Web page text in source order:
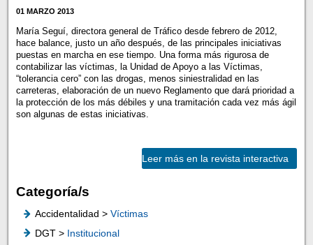
01 MARZO 2013
María Seguí, directora general de Tráfico desde febrero de 2012,
hace balance, justo un año después, de las principales iniciativas
puestas en marcha en ese tiempo. Una forma más rigurosa de
contabilizar las víctimas, la Unidad de Apoyo a las Víctimas,
“tolerancia cero” con las drogas, menos siniestralidad en las
carreteras, elaboración de un nuevo Reglamento que dará prioridad a
la protección de los más débiles y una tramitación cada vez más ágil
son algunas de estas iniciativas.
Leer más en la revista interactiva
Categoría/s
Accidentalidad > Víctimas
DGT > Institucional